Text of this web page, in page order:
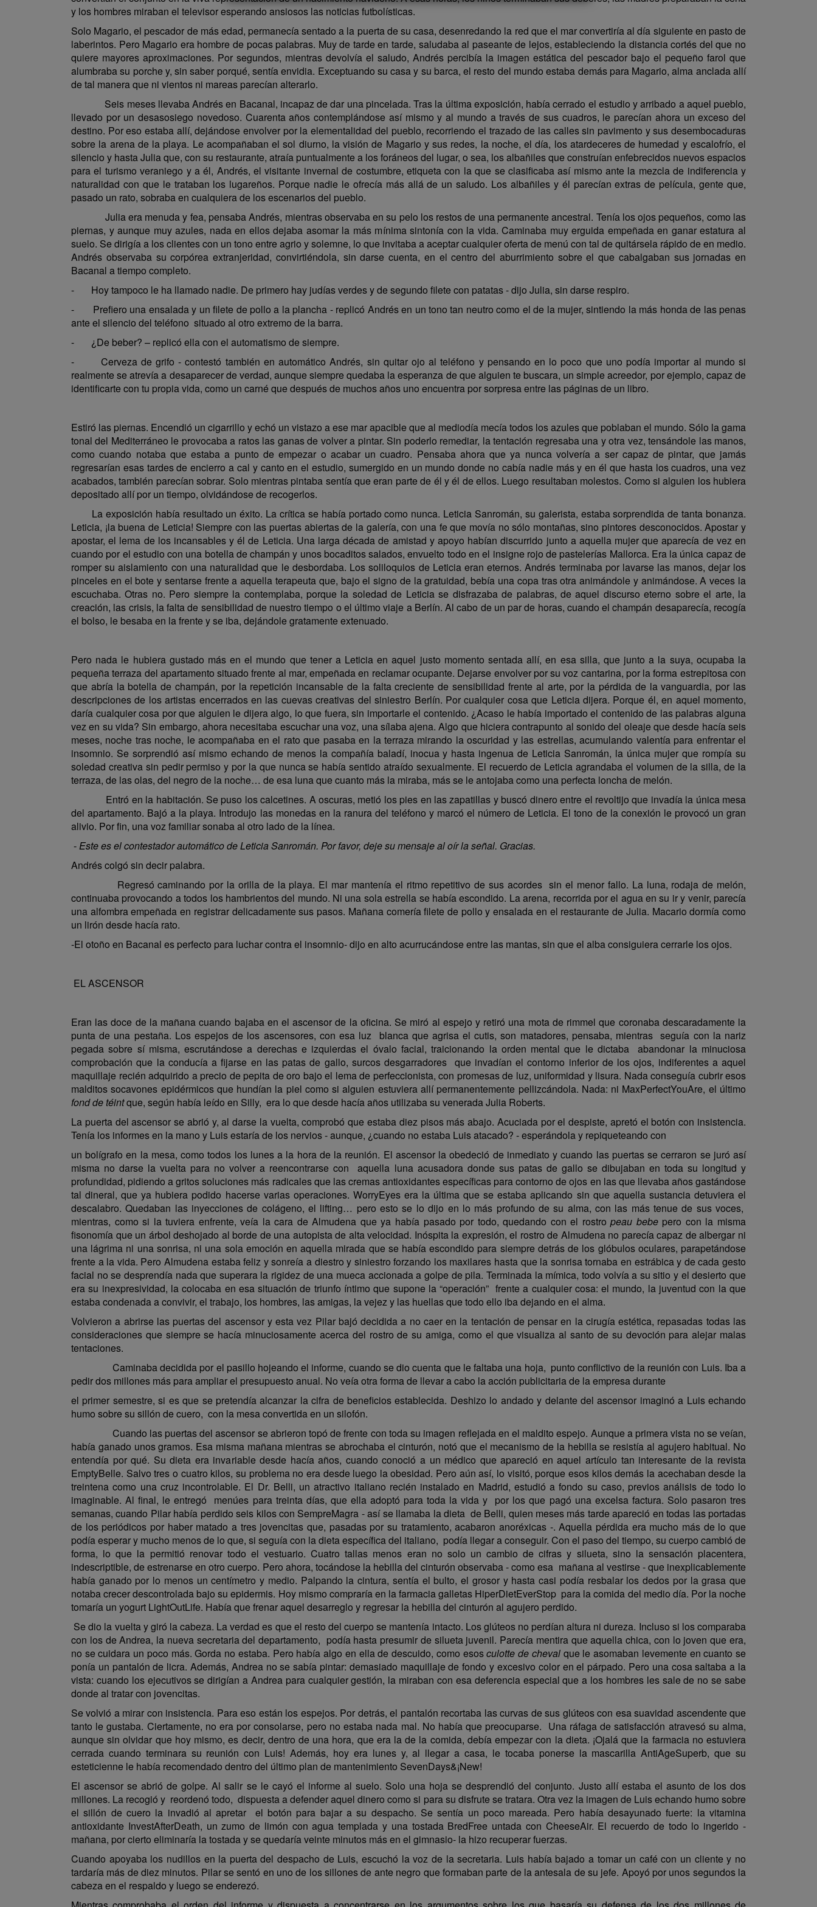
y los hombres miraban el televisor esperando ansiosos las noticias futbolísticas.
Solo Magario, el pescador de más edad, permanecía sentado a la puerta de su casa, desenredando la red que el mar convertiría al día siguiente en pasto de
laberintos. Pero Magario era hombre de pocas palabras. Muy de tarde en tarde, saludaba al paseante de lejos, estableciendo la distancia cortés del que no
quiere mayores aproximaciones. Por segundos, mientras devolvía el saludo, Andrés percibía la imagen estática del pescador bajo el pequeño farol que
alumbraba su porche y, sin saber porqué, sentía envidia. Exceptuando su casa y su barca, el resto del mundo estaba demás para Magario, alma anclada allí
de tal manera que ni vientos ni mareas parecían alterarlo.
Seis meses llevaba Andrés en Bacanal, incapaz de dar una pincelada. Tras la última exposición, había cerrado el estudio y arribado a aquel pueblo,
llevado por un desasosiego novedoso. Cuarenta años contemplándose así mismo y al mundo a través de sus cuadros, le parecían ahora un exceso del
destino. Por eso estaba allí, dejándose envolver por la elementalidad del pueblo, recorriendo el trazado de las calles sin pavimento y sus desembocaduras
sobre la arena de la playa. Le acompañaban el sol diurno, la visión de Magario y sus redes, la noche, el día, los atardeceres de humedad y escalofrío, el
silencio y hasta Julia que, con su restaurante, atraía puntualmente a los foráneos del lugar, o sea, los albañiles que construían enfebrecidos nuevos espacios
para el turismo veraniego y a él, Andrés, el visitante invernal de costumbre, etiqueta con la que se clasificaba así mismo ante la mezcla de indiferencia y
naturalidad con que le trataban los lugareños. Porque nadie le ofrecía más allá de un saludo. Los albañiles y él parecían extras de película, gente que,
pasado un rato, sobraba en cualquiera de los escenarios del pueblo.
Julia era menuda y fea, pensaba Andrés, mientras observaba en su pelo los restos de una permanente ancestral. Tenía los ojos pequeños, como las
piernas, y aunque muy azules, nada en ellos dejaba asomar la más mínima sintonía con la vida. Caminaba muy erguida empeñada en ganar estatura al
suelo. Se dirigía a los clientes con un tono entre agrio y solemne, lo que invitaba a aceptar cualquier oferta de menú con tal de quitársela rápido de en medio.
Andrés observaba su corpórea extranjeridad, convirtiéndola, sin darse cuenta, en el centro del aburrimiento sobre el que cabalgaban sus jornadas en
Bacanal a tiempo completo.
- Hoy tampoco le ha llamado nadie. De primero hay judías verdes y de segundo filete con patatas - dijo Julia, sin darse respiro.
- Prefiero una ensalada y un filete de pollo a la plancha - replicó Andrés en un tono tan neutro como el de la mujer, sintiendo la más honda de las penas
ante el silencio del teléfono situado al otro extremo de la barra.
- ¿De beber? – replicó ella con el automatismo de siempre.
- Cerveza de grifo - contestó también en automático Andrés, sin quitar ojo al teléfono y pensando en lo poco que uno podía importar al mundo si
realmente se atrevía a desaparecer de verdad, aunque siempre quedaba la esperanza de que alguien te buscara, un simple acreedor, por ejemplo, capaz de
identificarte con tu propia vida, como un carné que después de muchos años uno encuentra por sorpresa entre las páginas de un libro.
Estiró las piernas. Encendió un cigarrillo y echó un vistazo a ese mar apacible que al mediodía mecía todos los azules que poblaban el mundo. Sólo la gama
tonal del Mediterráneo le provocaba a ratos las ganas de volver a pintar. Sin poderlo remediar, la tentación regresaba una y otra vez, tensándole las manos,
como cuando notaba que estaba a punto de empezar o acabar un cuadro. Pensaba ahora que ya nunca volvería a ser capaz de pintar, que jamás
regresarían esas tardes de encierro a cal y canto en el estudio, sumergido en un mundo donde no cabía nadie más y en él que hasta los cuadros, una vez
acabados, también parecían sobrar. Solo mientras pintaba sentía que eran parte de él y él de ellos. Luego resultaban molestos. Como si alguien los hubiera
depositado allí por un tiempo, olvidándose de recogerlos.
La exposición había resultado un éxito. La crítica se había portado como nunca. Leticia Sanromán, su galerista, estaba sorprendida de tanta bonanza.
Leticia, ¡la buena de Leticia! Siempre con las puertas abiertas de la galería, con una fe que movía no sólo montañas, sino pintores desconocidos. Apostar y
apostar, el lema de los incansables y él de Leticia. Una larga década de amistad y apoyo habían discurrido junto a aquella mujer que aparecía de vez en
cuando por el estudio con una botella de champán y unos bocaditos salados, envuelto todo en el insigne rojo de pastelerías Mallorca. Era la única capaz de
romper su aislamiento con una naturalidad que le desbordaba. Los soliloquios de Leticia eran eternos. Andrés terminaba por lavarse las manos, dejar los
pinceles en el bote y sentarse frente a aquella terapeuta que, bajo el signo de la gratuidad, bebía una copa tras otra animándole y animándose. A veces la
escuchaba. Otras no. Pero siempre la contemplaba, porque la soledad de Leticia se disfrazaba de palabras, de aquel discurso eterno sobre el arte, la
creación, las crisis, la falta de sensibilidad de nuestro tiempo o el último viaje a Berlín. Al cabo de un par de horas, cuando el champán desaparecía, recogía
el bolso, le besaba en la frente y se iba, dejándole gratamente extenuado.
Pero nada le hubiera gustado más en el mundo que tener a Leticia en aquel justo momento sentada allí, en esa silla, que junto a la suya, ocupaba la
pequeña terraza del apartamento situado frente al mar, empeñada en reclamar ocupante. Dejarse envolver por su voz cantarina, por la forma estrepitosa con
que abría la botella de champán, por la repetición incansable de la falta creciente de sensibilidad frente al arte, por la pérdida de la vanguardia, por las
descripciones de los artistas encerrados en las cuevas creativas del siniestro Berlín. Por cualquier cosa que Leticia dijera. Porque él, en aquel momento,
daría cualquier cosa por que alguien le dijera algo, lo que fuera, sin importarle el contenido. ¿Acaso le había importado el contenido de las palabras alguna
vez en su vida? Sin embargo, ahora necesitaba escuchar una voz, una sílaba ajena. Algo que hiciera contrapunto al sonido del oleaje que desde hacía seis
meses, noche tras noche, le acompañaba en el rato que pasaba en la terraza mirando la oscuridad y las estrellas, acumulando valentía para enfrentar el
insomnio. Se sorprendió así mismo echando de menos la compañía baladí, inocua y hasta ingenua de Leticia Sanromán, la única mujer que rompía su
soledad creativa sin pedir permiso y por la que nunca se había sentido atraído sexualmente. El recuerdo de Leticia agrandaba el volumen de la silla, de la
terraza, de las olas, del negro de la noche… de esa luna que cuanto más la miraba, más se le antojaba como una perfecta loncha de melón.
Entró en la habitación. Se puso los calcetines. A oscuras, metió los pies en las zapatillas y buscó dinero entre el revoltijo que invadía la única mesa
del apartamento. Bajó a la playa. Introdujo las monedas en la ranura del teléfono y marcó el número de Leticia. El tono de la conexión le provocó un gran
alivio. Por fin, una voz familiar sonaba al otro lado de la línea.
-Este es el contestador automático de Leticia Sanromán. Por favor, deje su mensaje al oír la señal. Gracias.
Andrés colgó sin decir palabra.
Regresó caminando por la orilla de la playa. El mar mantenía el ritmo repetitivo de sus acordes sin el menor fallo. La luna, rodaja de melón,
continuaba provocando a todos los hambrientos del mundo. Ni una sola estrella se había escondido. La arena, recorrida por el agua en su ir y venir, parecía
una alfombra empeñada en registrar delicadamente sus pasos. Mañana comería filete de pollo y ensalada en el restaurante de Julia. Macario dormía como
un lirón desde hacía rato.
-El otoño en Bacanal es perfecto para luchar contra el insomnio- dijo en alto acurrucándose entre las mantas, sin que el alba consiguiera cerrarle los ojos.
EL ASCENSOR
Eran las doce de la mañana cuando bajaba en el ascensor de la oficina. Se miró al espejo y retiró una mota de rimmel que coronaba descaradamente la
punta de una pestaña. Los espejos de los ascensores, con esa luz blanca que agrisa el cutis, son matadores, pensaba, mientras seguía con la nariz
pegada sobre sí misma, escrutándose a derechas e izquierdas el óvalo facial, traicionando la orden mental que le dictaba abandonar la minuciosa
comprobación que la conducía a fijarse en las patas de gallo, surcos desgarradores que invadían el contorno inferior de los ojos, indiferentes a aquel
maquillaje recién adquirido a precio de pepita de oro bajo el lema de perfeccionista, con promesas de luz, uniformidad y lisura. Nada conseguía cubrir esos
malditos socavones epidérmicos que hundían la piel como si alguien estuviera allí permanentemente pellizcándola. Nada: ni MaxPerfectYouAre, el último
fond de téintque, según había leído en Silly, era lo que desde hacía años utilizaba su venerada Julia Roberts.
La puerta del ascensor se abrió y, al darse la vuelta, comprobó que estaba diez pisos más abajo. Acuciada por el despiste, apretó el botón con insistencia.
Tenía los informes en la mano y Luis estaría de los nervios - aunque, ¿cuando no estaba Luis atacado? - esperándola y repiqueteando con
un bolígrafo en la mesa, como todos los lunes a la hora de la reunión. El ascensor la obedeció de inmediato y cuando las puertas se cerraron se juró así
misma no darse la vuelta para no volver a reencontrarse con aquella luna acusadora donde sus patas de gallo se dibujaban en toda su longitud y
profundidad, pidiendo a gritos soluciones más radicales que las cremas antioxidantes específicas para contorno de ojos en las que llevaba años gastándose
tal dineral, que ya hubiera podido hacerse varias operaciones. WorryEyes era la última que se estaba aplicando sin que aquella sustancia detuviera el
descalabro. Quedaban las inyecciones de colágeno, el lifting… pero esto se lo dijo en lo más profundo de su alma, con las más tenue de sus voces,
mientras, como si la tuviera enfrente, veía la cara de Almudena que ya había pasado por todo, quedando con el rostropeau bebepero con la misma
fisonomía que un árbol deshojado al borde de una autopista de alta velocidad. Inóspita la expresión, el rostro de Almudena no parecía capaz de albergar ni
una lágrima ni una sonrisa, ni una sola emoción en aquella mirada que se había escondido para siempre detrás de los glóbulos oculares, parapetándose
frente a la vida. Pero Almudena estaba feliz y sonreía a diestro y siniestro forzando los maxilares hasta que la sonrisa tornaba en estrábica y de cada gesto
facial no se desprendía nada que superara la rigidez de una mueca accionada a golpe de pila. Terminada la mímica, todo volvía a su sitio y el desierto que
era su inexpresividad, la colocaba en esa situación de triunfo íntimo que supone la “operación” frente a cualquier cosa: el mundo, la juventud con la que
estaba condenada a convivir, el trabajo, los hombres, las amigas, la vejez y las huellas que todo ello iba dejando en el alma.
Volvieron a abrirse las puertas del ascensor y esta vez Pilar bajó decidida a no caer en la tentación de pensar en la cirugía estética, repasadas todas las
consideraciones que siempre se hacía minuciosamente acerca del rostro de su amiga, como el que visualiza al santo de su devoción para alejar malas
tentaciones.
Caminaba decidida por el pasillo hojeando el informe, cuando se dio cuenta que le faltaba una hoja, punto conflictivo de la reunión con Luis. Iba a
pedir dos millones más para ampliar el presupuesto anual. No veía otra forma de llevar a cabo la acción publicitaria de la empresa durante
el primer semestre, si es que se pretendía alcanzar la cifra de beneficios establecida. Deshizo lo andado y delante del ascensor imaginó a Luis echando
humo sobre su sillón de cuero, con la mesa convertida en un silofón.
Cuando las puertas del ascensor se abrieron topó de frente con toda su imagen reflejada en el maldito espejo. Aunque a primera vista no se veían,
había ganado unos gramos. Esa misma mañana mientras se abrochaba el cinturón, notó que el mecanismo de la hebilla se resistía al agujero habitual. No
entendía por qué. Su dieta era invariable desde hacía años, cuando conoció a un médico que apareció en aquel artículo tan interesante de la revista
EmptyBelle. Salvo tres o cuatro kilos, su problema no era desde luego la obesidad. Pero aún así, lo visitó, porque esos kilos demás la acechaban desde la
treintena como una cruz incontrolable. El Dr. Belli, un atractivo italiano recién instalado en Madrid, estudió a fondo su caso, previos análisis de todo lo
imaginable. Al final, le entregó menúes para treinta días, que ella adoptó para toda la vida y por los que pagó una excelsa factura. Solo pasaron tres
semanas, cuando Pilar había perdido seis kilos con SempreMagra - así se llamaba la dieta de Belli, quien meses más tarde apareció en todas las portadas
de los periódicos por haber matado a tres jovencitas que, pasadas por su tratamiento, acabaron anoréxicas -. Aquella pérdida era mucho más de lo que
podía esperar y mucho menos de lo que, si seguía con la dieta específica del italiano, podía llegar a conseguir. Con el paso del tiempo, su cuerpo cambió de
forma, lo que la permitió renovar todo el vestuario. Cuatro tallas menos eran no solo un cambio de cifras y silueta, sino la sensación placentera,
indescriptible, de estrenarse en otro cuerpo. Pero ahora, tocándose la hebilla del cinturón observaba - como esa mañana al vestirse - que inexplicablemente
había ganado por lo menos un centímetro y medio. Palpando la cintura, sentía el bulto, el grosor y hasta casi podía resbalar los dedos por la grasa que
notaba crecer descontrolada bajo su epidermis. Hoy mismo compraría en la farmacia galletas HiperDietEverStop para la comida del medio día. Por la noche
tomaría un yogurt LightOutLife. Había que frenar aquel desarreglo y regresar la hebilla del cinturón al agujero perdido.
Se dio la vuelta y giró la cabeza. La verdad es que el resto del cuerpo se mantenía intacto. Los glúteos no perdían altura ni dureza. Incluso si los comparaba
con los de Andrea, la nueva secretaria del departamento, podía hasta presumir de silueta juvenil. Parecía mentira que aquella chica, con lo joven que era,
no se cuidara un poco más. Gorda no estaba. Pero había algo en ella de descuido, como esosculotte de chevalque le asomaban levemente en cuanto se
ponía un pantalón de licra. Además, Andrea no se sabía pintar: demasiado maquillaje de fondo y excesivo color en el párpado. Pero una cosa saltaba a la
vista: cuando los ejecutivos se dirigían a Andrea para cualquier gestión, la miraban con esa deferencia especial que a los hombres les sale de no se sabe
donde al tratar con jovencitas.
Se volvió a mirar con insistencia. Para eso están los espejos. Por detrás, el pantalón recortaba las curvas de sus glúteos con esa suavidad ascendente que
tanto le gustaba. Ciertamente, no era por consolarse, pero no estaba nada mal. No había que preocuparse. Una ráfaga de satisfacción atravesó su alma,
aunque sin olvidar que hoy mismo, es decir, dentro de una hora, que era la de la comida, debía empezar con la dieta. ¡Ojalá que la farmacia no estuviera
cerrada cuando terminara su reunión con Luis! Además, hoy era lunes y, al llegar a casa, le tocaba ponerse la mascarilla AntiAgeSuperb, que su
esteticienne le había recomendado dentro del último plan de mantenimiento SevenDays&¡New!
El ascensor se abrió de golpe. Al salir se le cayó el informe al suelo. Solo una hoja se desprendió del conjunto. Justo allí estaba el asunto de los dos
millones. La recogió y reordenó todo, dispuesta a defender aquel dinero como si para su disfrute se tratara. Otra vez la imagen de Luis echando humo sobre
el sillón de cuero la invadió al apretar el botón para bajar a su despacho. Se sentía un poco mareada. Pero había desayunado fuerte: la vitamina
antioxidante InvestAfterDeath, un zumo de limón con agua templada y una tostada BredFree untada con CheeseAir. El recuerdo de todo lo ingerido -
mañana, por cierto eliminaría la tostada y se quedaría veinte minutos más en el gimnasio- la hizo recuperar fuerzas.
Cuando apoyaba los nudillos en la puerta del despacho de Luis, escuchó la voz de la secretaria. Luis había bajado a tomar un café con un cliente y no
tardaría más de diez minutos. Pilar se sentó en uno de los sillones de ante negro que formaban parte de la antesala de su jefe. Apoyó por unos segundos la
cabeza en el respaldo y luego se enderezó.